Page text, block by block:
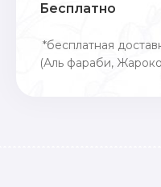
Бесплатно
*бесплатная
(Аль фараби,